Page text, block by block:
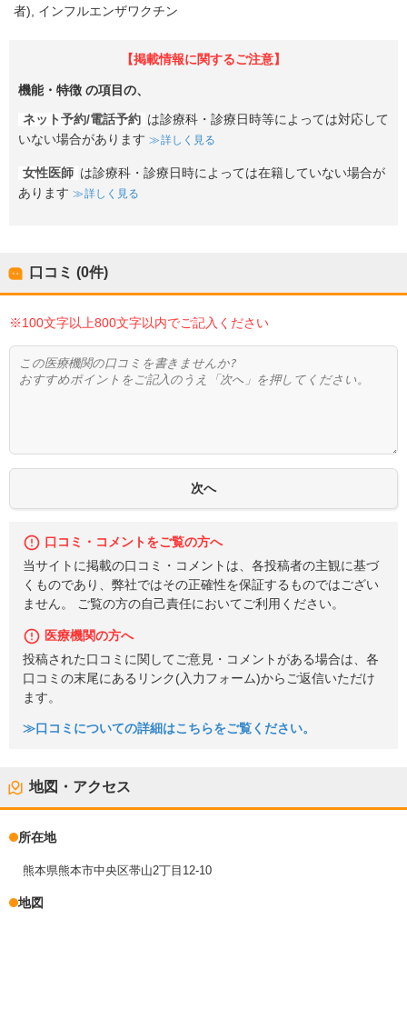
者) インフルエンザワクチン
【掲載情報に関するご注意】
機能・特徴 の項目の、
ネット予約/電話予約 は診療科・診療日時等によっては対応して
いない場合があります
詳しく見る
女性医師 は診療科・診療日時によっては在籍していない場合が
あります
詳しく見る
口コミ (0件)
※100文字以上800文字以内でご記入ください
口コミ・コメントをご覧の方へ
当サイトに掲載の口コミ・コメントは、各投稿者の主観に基づ
くものであり、弊社ではその正確性を保証するものではござい
ません。 ご覧の方の自己責任においてご利用ください。
医療機関の方へ
投稿された口コミに関してご意見・コメントがある場合は、各
口コミの末尾にあるリンク(入力フォーム)からご返信いただけ
ます。
≫口コミについての詳細はこちらをご覧ください。
地図・アクセス
所在地
熊本県熊本市中央区帯山2丁目12-10
地図